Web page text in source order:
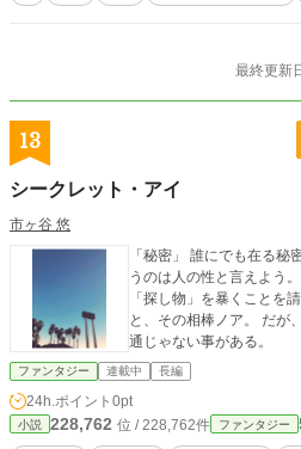
最終更新
13
シークレット・アイ
市ヶ谷 悠
「秘密」 誰にでも在る秘
うのは人の性と言えよう
「探し物」を暴くことを
と、その相棒ノア。 だが
通じゃない事がある。
ファンタジー 連載中 長編
24h.ポイント 0pt
小説 228,762 位 / 228,762件 ファンタジー